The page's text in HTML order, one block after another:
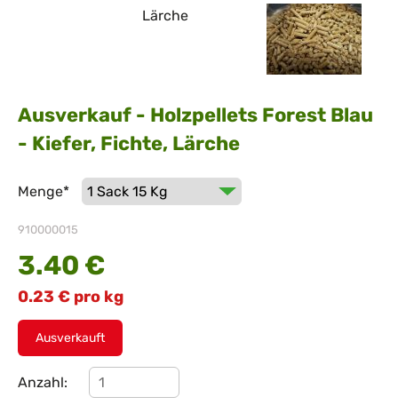
Ausverkauf - Holzpellets Forest Blau
- Kiefer, Fichte, Lärche
Pflichtfeld
Menge*
910000015
3.40 €
0.23 € pro kg
Ausverkauft
Anzahl: